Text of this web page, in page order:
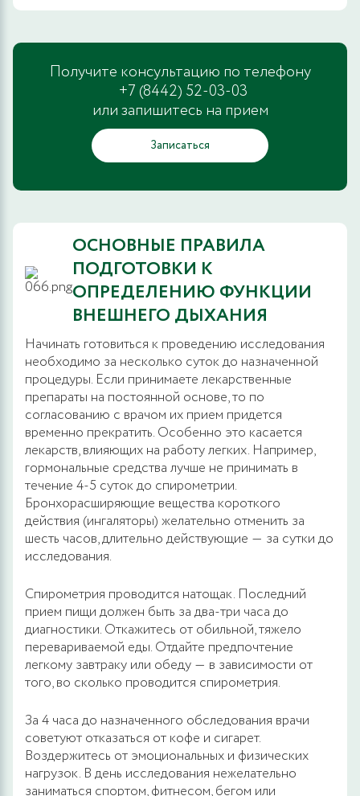
Получите консультацию по телефону
+7 (8442) 52-03-03
или запишитесь на прием
Записаться
ОСНОВНЫЕ ПРАВИЛА
ПОДГОТОВКИ К
ОПРЕДЕЛЕНИЮ ФУНКЦИИ
ВНЕШНЕГО ДЫХАНИЯ
Начинать готовиться к проведению исследования
необходимо за несколько суток до назначенной
процедуры. Если принимаете лекарственные
препараты на постоянной основе, то по
согласованию с врачом их прием придется
временно прекратить. Особенно это касается
лекарств, влияющих на работу легких. Например,
гормональные средства лучше не принимать в
течение 4-5 суток до спирометрии.
Бронхорасширяющие вещества короткого
действия (ингаляторы) желательно отменить за
шесть часов, длительно действующие ― за сутки до
исследования.
Спирометрия проводится натощак. Последний
прием пищи должен быть за два-три часа до
диагностики. Откажитесь от обильной, тяжело
перевариваемой еды. Отдайте предпочтение
легкому завтраку или обеду ― в зависимости от
того, во сколько проводится спирометрия.
За 4 часа до назначенного обследования врачи
советуют отказаться от кофе и сигарет.
Воздержитесь от эмоциональных и физических
нагрузок. В день исследования нежелательно
заниматься спортом, фитнесом, бегом или